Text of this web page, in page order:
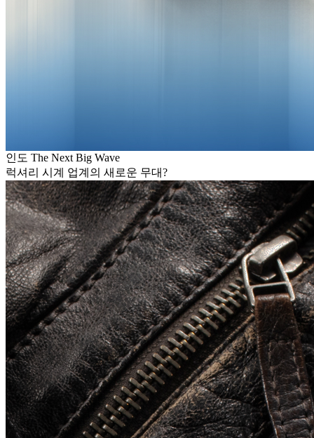
인도 The Next Big Wave
럭셔리 시계 업계의 새로운 무대?